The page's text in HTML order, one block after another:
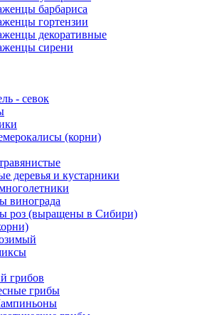
барбариса
гортензии
декоративные
сирени
- севок
(корни)
деревья и кустарники
винограда
роз (выращены в Сибири)
грибов
грибы